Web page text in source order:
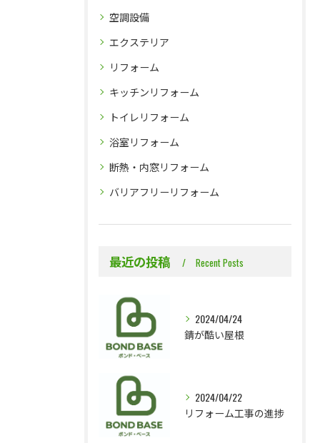
空調設備
エクステリア
リフォーム
キッチンリフォーム
トイレリフォーム
浴室リフォーム
断熱・内窓リフォーム
バリアフリーリフォーム
最近の投稿 Recent Posts
2024/04/24
錆が酷い屋根
2024/04/22
リフォーム工事の進捗